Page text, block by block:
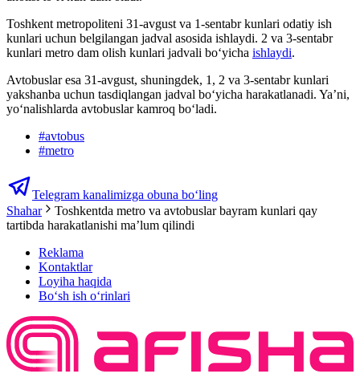
Toshkent metropoliteni 31-avgust va 1-sentabr kunlari odatiy ish
kunlari uchun belgilangan jadval asosida ishlaydi. 2 va 3-sentabr
kunlari metro dam olish kunlari jadvali bo‘yicha ishlaydi.
Avtobuslar esa 31-avgust, shuningdek, 1, 2 va 3-sentabr kunlari
yakshanba uchun tasdiqlangan jadval bo‘yicha harakatlanadi. Ya’ni,
yoʻnalishlarda avtobuslar kamroq boʻladi.
#avtobus
#metro
Telegram kanalimizga obuna bo‘ling
Shahar
Toshkentda metro va avtobuslar bayram kunlari qay
tartibda harakatlanishi ma’lum qilindi
Reklama
Kontaktlar
Loyiha haqida
Bo‘sh ish o‘rinlari